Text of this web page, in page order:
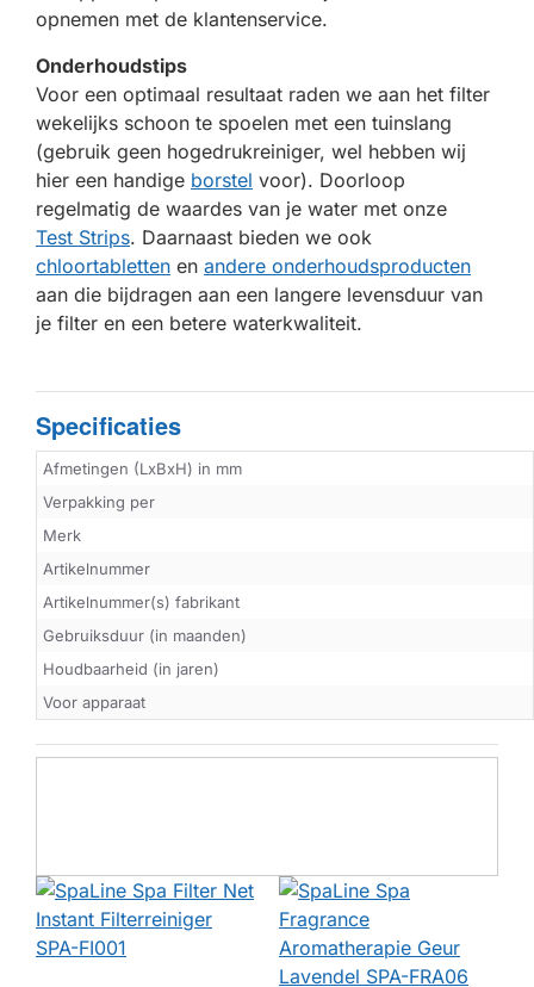
opnemen met de klantenservice.
Onderhoudstips
Voor een optimaal resultaat raden we aan het filter
wekelijks schoon te spoelen met een tuinslang
(gebruik geen hogedrukreiniger, wel hebben wij
hier een handige borstel voor). Doorloop
regelmatig de waardes van je water met onze
Test Strips. Daarnaast bieden we ook
chloortabletten en andere onderhoudsproducten
aan die bijdragen aan een langere levensduur van
je filter en een betere waterkwaliteit.
Specificaties
Afmetingen (LxBxH) in mm
Verpakking per
Merk
Artikelnummer
Artikelnummer(s) fabrikant
Gebruiksduur (in maanden)
Houdbaarheid (in jaren)
Voor apparaat